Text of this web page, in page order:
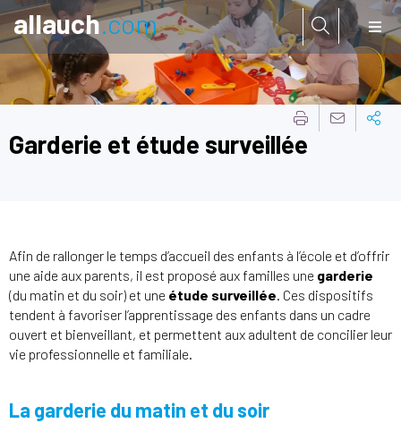
Aller à:allauch.com
Garderie et étude surveillée
Afin de rallonger le temps d’accueil des enfants à l’école et d’offrir
une aide aux parents, il est proposé aux familles une garderie
(du matin et du soir) et une étude surveillée . Ces dispositifs
tendent à favoriser l’apprentissage des enfants dans un cadre
ouvert et bienveillant, et permettent aux adultent de concilier leur
vie professionnelle et familiale.
La garderie du matin et du soir